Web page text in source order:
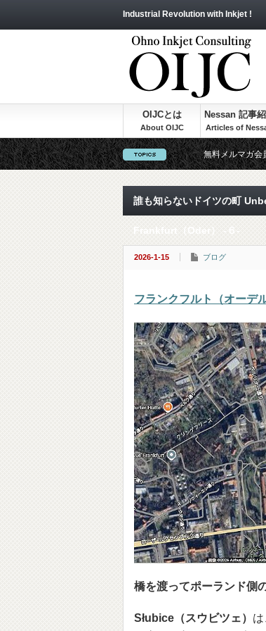
Industrial Revolution with Inkjet !
OIJCとは Nessan 記事
無料メルマガ会
誰も知らないドイツの町
Frankfurt（Oder） -６-
2026-1-15 ブログ
フランクフルト（オーデ
橋を渡ってポーランド側
Słubice（スウビツェ）